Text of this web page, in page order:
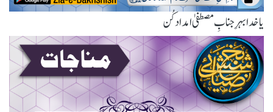
یا خدا بہرِ جنابِ مصطفیٰ امداد کُن